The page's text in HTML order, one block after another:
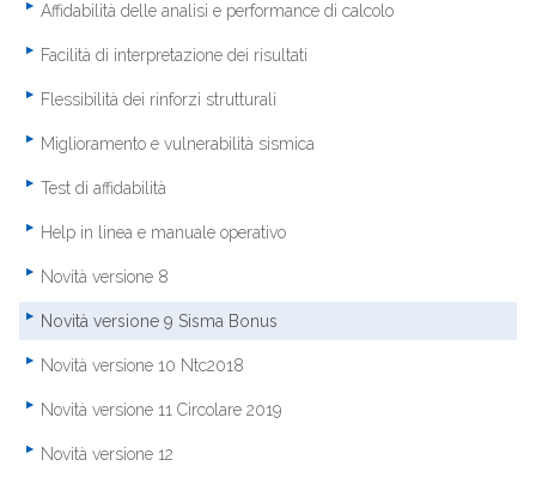
Affidabilità delle analisi e performance di calcolo
Facilità di interpretazione dei risultati
Flessibilità dei rinforzi strutturali
Miglioramento e vulnerabilità sismica
Test di affidabilità
Help in linea e manuale operativo
Novità versione 8
Novità versione 9 Sisma Bonus
Novità versione 10 Ntc2018
Novità versione 11 Circolare 2019
Novità versione 12